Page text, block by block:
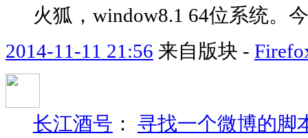
火狐，window8.1 64位系统。
2014-11-11 21:56 来自版块 -
长江酒号 ： 寻找一个微博的脚